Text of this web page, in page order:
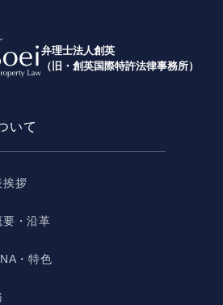
弁理士法人創英
（旧・創英国際特許法律事務所）
いて
挨拶
・沿革
・特色